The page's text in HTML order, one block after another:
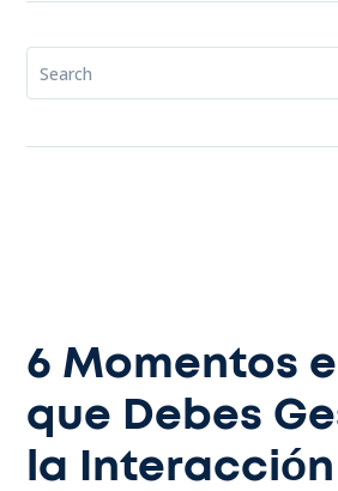
6 Momentos
que Debes
la